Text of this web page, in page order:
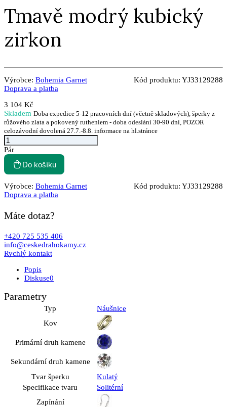
Tmavě modrý kubický
zirkon
Výrobce: Bohemia Garnet Kód produktu: YJ33129288
Doprava a platba
3 104 Kč
Skladem Doba expedice 5-12 pracovních dní (včetně skladových), šperky z
růžového zlata a pokovený rutheniem - doba odeslání 30-90 dní, POZOR
celozávodní dovolená 27.7.-8.8. informace na hl.stránce
Pár
Do košíku
Výrobce: Bohemia Garnet Kód produktu: YJ33129288
Doprava a platba
Máte dotaz?
+420 725 535 406
info@ceskedrahokamy.cz
Rychlý kontakt
Popis
Diskuse0
Parametry
Typ
Náušnice
Kov
Primární druh kamene
Sekundární druh kamene
Tvar šperku
Kulatý
Specifikace tvaru
Solitérní
Zapínání